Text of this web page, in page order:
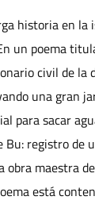
historia en la
un poema
civil de la
una gran
para sacar
Bu: registro de
obra maestra
está